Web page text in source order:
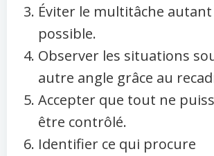
Éviter le multitâche
possible.
Observer les situations
autre angle grâce au
Accepter que tout ne
être contrôlé.
Identifier ce qui procure